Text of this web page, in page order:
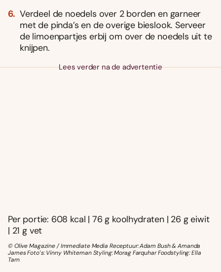
Verdeel de noedels over 2 borden en garneer
met de pinda’s en de overige bieslook. Serveer
de limoenpartjes erbĳ om over de noedels uit te
knĳpen.
Lees verder na de advertentie
Per portie: 608 kcal | 76 g koolhydraten | 26 g eiwit
| 21 g vet
© Olive Magazine / Immediate Media Receptuur: Adam Bush & Amanda
James Foto’s: Vinny Whiteman Styling: Morag Farquhar Foodstyling: Ella
Tarn